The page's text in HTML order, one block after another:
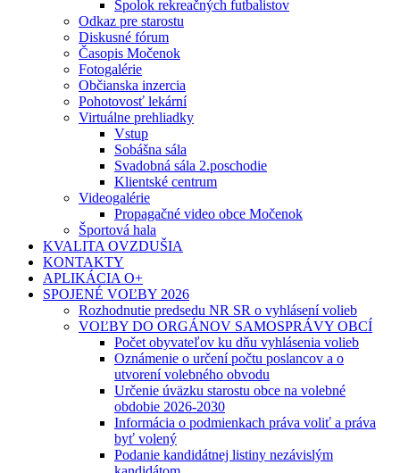
Spolok rekreačných futbalistov
Odkaz pre starostu
Diskusné fórum
Časopis Močenok
Fotogalérie
Občianska inzercia
Pohotovosť lekární
Virtuálne prehliadky
Vstup
Sobášna sála
Svadobná sála 2.poschodie
Klientské centrum
Videogalérie
Propagačné video obce Močenok
Športová hala
KVALITA OVZDUŠIA
KONTAKTY
APLIKÁCIA O+
SPOJENÉ VOĽBY 2026
Rozhodnutie predsedu NR SR o vyhlásení volieb
VOĽBY DO ORGÁNOV SAMOSPRÁVY OBCÍ
Počet obyvateľov ku dňu vyhlásenia volieb
Oznámenie o určení počtu poslancov a o
utvorení volebného obvodu
Určenie úväzku starostu obce na volebné
obdobie 2026-2030
Informácia o podmienkach práva voliť a práva
byť volený
Podanie kandidátnej listiny nezávislým